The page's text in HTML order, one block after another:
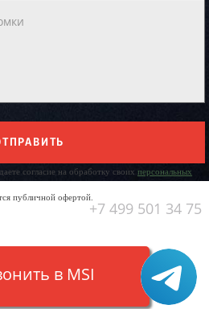
согласие на обработку своих персональных
публичной офертой.
+7 499 501 34 75
в MSI